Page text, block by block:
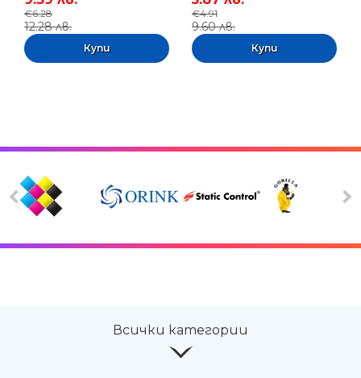
€6.28
12.28 лв.
€4.91
9.60 лв.
Всички категории